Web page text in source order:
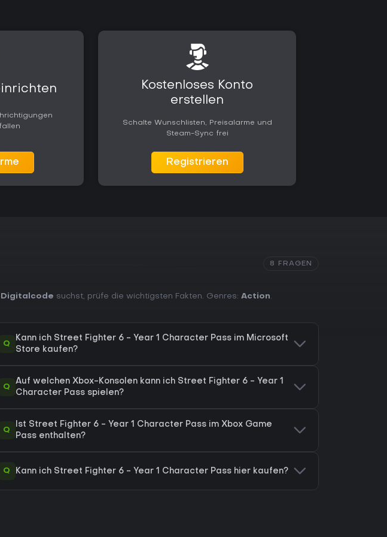
Kostenloses Konto
erstellen
Schalte Wunschlisten, Preisalarme und
Steam-Sync frei
Registrieren
8 FRAGEN
Digitalcode suchst, prüfe die wichtigsten Fakten. Genres: Action.
Q
Kann ich Street Fighter 6 - Year 1 Character Pass im Microsoft
Store kaufen?
Q
Auf welchen Xbox-Konsolen kann ich Street Fighter 6 - Year 1
Character Pass spielen?
Q
Ist Street Fighter 6 - Year 1 Character Pass im Xbox Game
Pass enthalten?
Q Kann ich Street Fighter 6 - Year 1 Character Pass hier kaufen?